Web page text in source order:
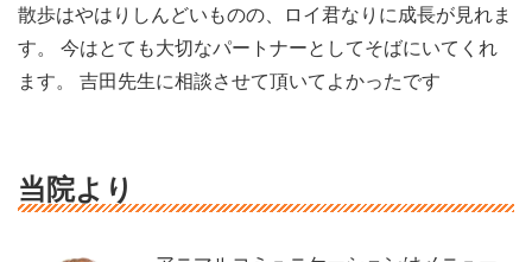
散歩はやはりしんどいものの、ロイ君なりに成長が見れま
す。 今はとても大切なパートナーとしてそばにいてくれ
ます。 吉田先生に相談させて頂いてよかったです
当院より